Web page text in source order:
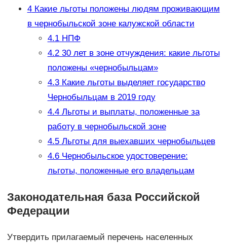
4Какие льготы положены людям проживающим
в чернобыльской зоне калужской области
4.1НПФ
4.230 лет в зоне отчуждения: какие льготы
положены «чернобыльцам»
4.3Какие льготы выделяет государство
Чернобыльцам в 2019 году
4.4Льготы и выплаты, положенные за
работу в чернобыльской зоне
4.5Льготы для выехавших чернобыльцев
4.6Чернобыльское удостоверение:
льготы, положенные его владельцам
Законодательная база Российской
Федерации
Утвердить прилагаемый перечень населенных